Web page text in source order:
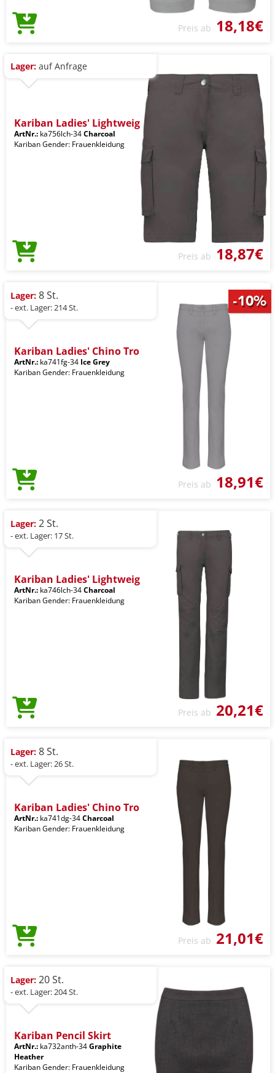
Preis ab 18,18€
Lager: auf Anfrage
Kariban Ladies' Lightweig
ArtNr.: ka756lch-34Charcoal
Kariban Gender: Frauenkleidung
Preis ab 18,87€
Lager: 8 St.
- ext. Lager: 214 St.
Kariban Ladies' Chino Tro
ArtNr.: ka741fg-34 Ice Grey
Kariban Gender: Frauenkleidung
Preis ab 18,91€
Lager: 2 St.
- ext. Lager: 17 St.
Kariban Ladies' Lightweig
ArtNr.: ka746lch-34Charcoal
Kariban Gender: Frauenkleidung
Preis ab 20,21€
Lager: 8 St.
- ext. Lager: 26 St.
Kariban Ladies' Chino Tro
ArtNr.: ka741dg-34Charcoal
Kariban Gender: Frauenkleidung
Preis ab 21,01€
Lager: 20 St.
- ext. Lager: 204 St.
Kariban Pencil Skirt
ArtNr.: ka732anth-34Graphite
Heather
Kariban Gender: Frauenkleidung